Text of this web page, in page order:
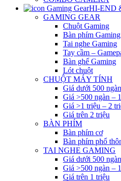
HI-END
GAMING GEAR
Chuột Gaming
Bàn phím Gaming
Tai nghe Gaming
Tay cầm –
Bàn ghế Gaming
Lót chuột
CHUỘT MÁY TÍNH
Giá dưới 500 ngàn
Giá >500 ngàn –
Giá >1 triệu – 2
Giá trên 2 triệu
BÀN PHÍM
Bàn phím cơ
Bàn phím phổ
TAI NGHE GAMING
Giá dưới 500 ngàn
Giá >500 ngàn –
Giá trên 1 triệu